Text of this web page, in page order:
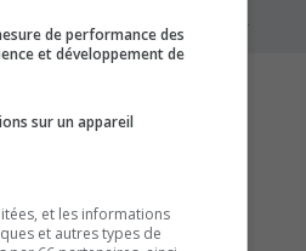
Veuillez réessayer ultérieurement.
de performance des
et développement de
sur un appareil
et les informations
et autres types de